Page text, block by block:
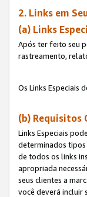
2. Links em
(a) Links
Após ter feito seu
rastreamento,
Os Links Especiais
(b) Requisitos
Links Especiais
determinados tipos
de todos os links
apropriada
seus clientes a
você deverá incluir